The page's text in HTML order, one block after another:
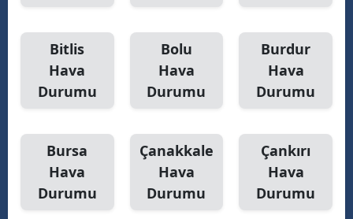
Karabük
Osmaniye
Düzce
Bitlis
Hava
Durumu
Bolu
Hava
Durumu
Burdur
Hava
Durumu
Bursa
Hava
Durumu
Çanakkale
Hava
Durumu
Çankırı
Hava
Durumu